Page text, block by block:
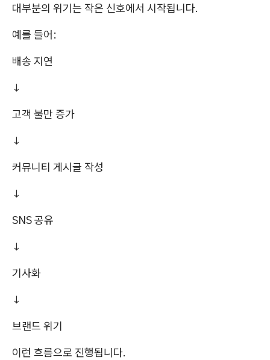
대부분의 위기는 작은 신호에서 시작됩니다.
예를 들어:
배송 지연
↓
고객 불만 증가
↓
커뮤니티 게시글 작성
↓
SNS 공유
↓
기사화
↓
브랜드 위기
이런 흐름으로 진행됩니다.